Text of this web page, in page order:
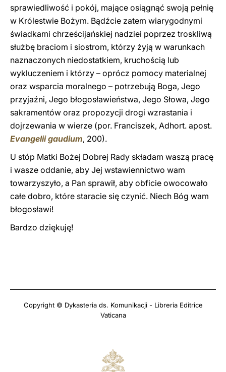
sprawiedliwość i pokój, mające osiągnąć swoją pełnię
w Królestwie Bożym. Bądźcie zatem wiarygodnymi
świadkami chrześcijańskiej nadziei poprzez troskliwą
służbę braciom i siostrom, którzy żyją w warunkach
naznaczonych niedostatkiem, kruchością lub
wykluczeniem i którzy – oprócz pomocy materialnej
oraz wsparcia moralnego – potrzebują Boga, Jego
przyjaźni, Jego błogosławieństwa, Jego Słowa, Jego
sakramentów oraz propozycji drogi wzrastania i
dojrzewania w wierze (por. Franciszek, Adhort. apost.
Evangelii gaudium, 200).
U stóp Matki Bożej Dobrej Rady składam waszą pracę
i wasze oddanie, aby Jej wstawiennictwo wam
towarzyszyło, a Pan sprawił, aby obficie owocowało
całe dobro, które staracie się czynić. Niech Bóg wam
błogosławi!
Bardzo dziękuję!
Copyright © Dykasteria ds. Komunikacji - Libreria Editrice
Vaticana